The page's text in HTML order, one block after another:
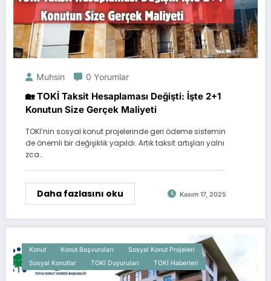
Muhsin 0 Yorumlar
🏡 TOKİ Taksit Hesaplaması Değişti: İşte 2+1
Konutun Size Gerçek Maliyeti
TOKİ’nin sosyal konut projelerinde geri ödeme sistemin
de önemli bir değişiklik yapıldı. Artık taksit artışları yalnı
zca…
Daha fazlasını oku Kasım 17, 2025
Konut Konut Başvuruları
Sosyal Konut Projeleri
Sosyal Konutlar
TOKİ Duyuruları TOKİ Haberleri